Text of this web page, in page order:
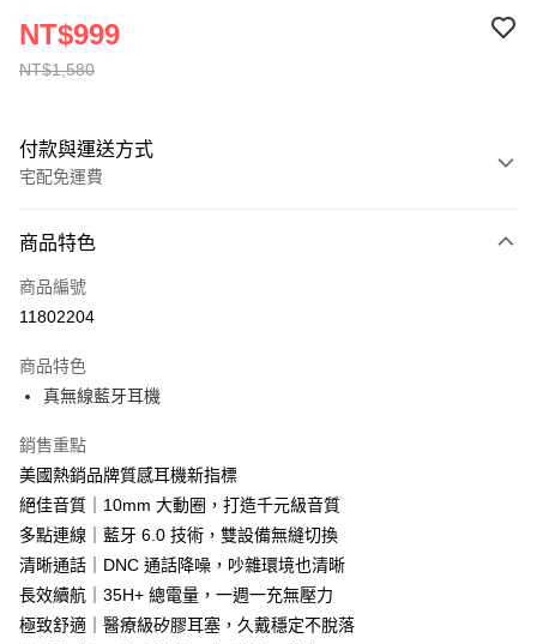
NT$1,580
NT$999
付款與運送方式
宅配免運費
全家線上支付
運送方式
本島宅配-活動商品
免運費
商品特色
商品編號
11802204
商品特色
真無線藍牙耳機
銷售重點
美國熱銷品牌質感耳機新指標
絕佳音質｜10mm 大動圈，打造千元級音質
多點連線｜藍牙 6.0 技術，雙設備無縫切換
清晰通話｜DNC 通話降噪，吵雜環境也清晰
長效續航｜35H+ 總電量，一週一充無壓力
極致舒適｜醫療級矽膠耳塞，久戴穩定不脫落